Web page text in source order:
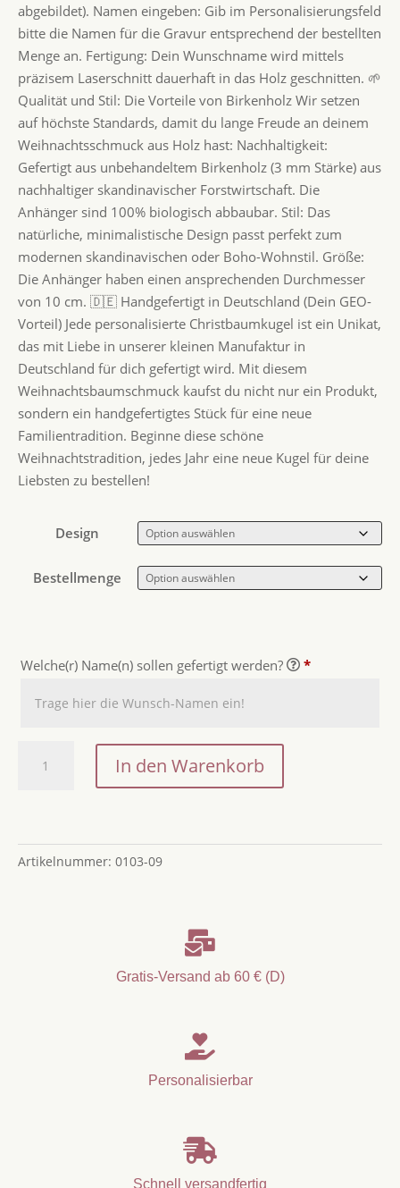
abgebildet). Namen eingeben: Gib im Personalisierungsfeld
bitte die Namen für die Gravur entsprechend der bestellten
Menge an. Fertigung: Dein Wunschname wird mittels
präzisem Laserschnitt dauerhaft in das Holz geschnitten. 🌱
Qualität und Stil: Die Vorteile von Birkenholz Wir setzen
auf höchste Standards, damit du lange Freude an deinem
Weihnachtsschmuck aus Holz hast: Nachhaltigkeit:
Gefertigt aus unbehandeltem Birkenholz (3 mm Stärke) aus
nachhaltiger skandinavischer Forstwirtschaft. Die
Anhänger sind 100% biologisch abbaubar. Stil: Das
natürliche, minimalistische Design passt perfekt zum
modernen skandinavischen oder Boho-Wohnstil. Größe:
Die Anhänger haben einen ansprechenden Durchmesser
von 10 cm. 🇩🇪 Handgefertigt in Deutschland (Dein GEO-
Vorteil) Jede personalisierte Christbaumkugel ist ein Unikat,
das mit Liebe in unserer kleinen Manufaktur in
Deutschland für dich gefertigt wird. Mit diesem
Weihnachtsbaumschmuck kaufst du nicht nur ein Produkt,
sondern ein handgefertigtes Stück für eine neue
Familientradition. Beginne diese schöne
Weihnachtstradition, jedes Jahr eine neue Kugel für deine
Liebsten zu bestellen!
Design
Bestellmenge
Welche(r) Name(n) sollen gefertigt werden? *
Personalisierte
Christbaumkugel
Name
|
In den Warenkorb
Artikelnummer: 0103-09

Gratis-Versand ab 60 € (D)

Personalisierbar

Schnell versandfertig